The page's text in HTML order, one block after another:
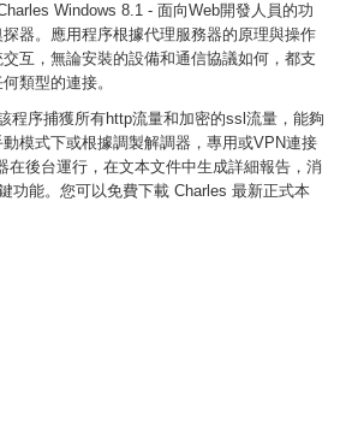
Windows 8.1 - 面向Web開發人員的功
探器。應用程序根據代理服務器的原理與操作
交互，無論安裝的設備和通信協議如何，都支
類型的連接。
程序捕獲所有http流量和加密的ssl流量，能夠
動模式下或根據調製解調器，專用或VPN連接
在後台運行，在文本文件中生成詳細報告，消
功能。您可以免費下載 Charles 最新正式本